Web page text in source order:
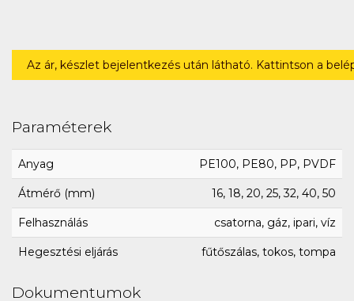
Az ár, készlet bejelentkezés után látható. Kattintson a
Paraméterek
Anyag PE100, PE80, PP, PVDF
Átmérő (mm) 16, 18, 20, 25, 32, 40, 50
Felhasználás csatorna, gáz, ipari, víz
Hegesztési eljárás fűtőszálas, tokos, tompa
Dokumentumok